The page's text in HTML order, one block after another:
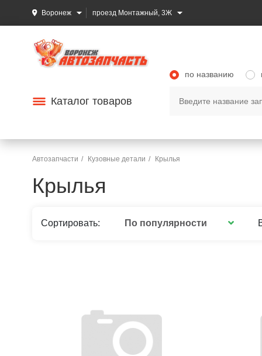
Воронеж проезд Монтажный, 3Ж
Каталог товаров
по названию
Автозапчасти Кузовные детали Крылья
Крылья
Сортировать: По популярности